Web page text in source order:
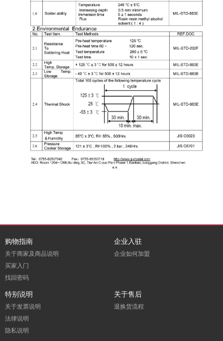
购物指南
关于商家及商品说明
买家入门
找回密码
企业入驻
企业如何加盟
特别说明
关于发票说明
法律说明
隐私说明
关于售后
退换货流程